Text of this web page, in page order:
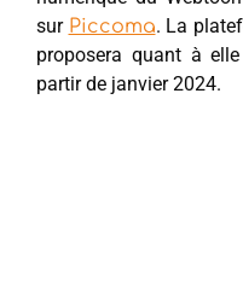
sur Piccoma. La
proposera quant à elle
partir de janvier 2024.